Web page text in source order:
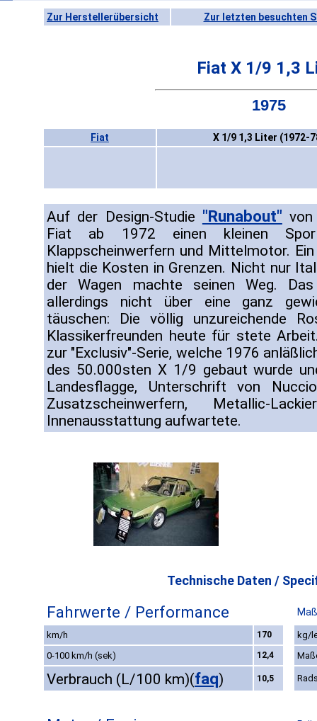
Zur Herstellerübersicht Zur letzten besuchten
Fiat X 1/9 1,3
1975
Fiat X 1/9 1,3 Liter (1972-
Auf der Design-Studie "Runabout"
Fiat ab 1972 einen kleinen
Klappscheinwerfern und Mittelmotor.
hielt die Kosten in Grenzen. Nicht nur
der Wagen machte seinen Weg.
allerdings nicht über eine ganz
täuschen: Die völlig unzureichende
Klassikerfreunden heute für stete
zur "Exclusiv"-Serie, welche 1976
des 50.000sten X 1/9 gebaut wurde
Landesflagge, Unterschrift von
Zusatzscheinwerfern, Metallic-
Innenausstattung aufwartete.
Technische Daten /
Fahrwerte / Performance
km/h 170
kg/
0-100 km/h (sek)
12,4
Verbrauch (L/100 km)(faq) 10,5